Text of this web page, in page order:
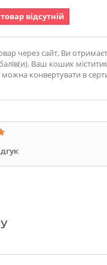
відсутній
через сайт, Ви
Ваш кошик
можна конвертувати в